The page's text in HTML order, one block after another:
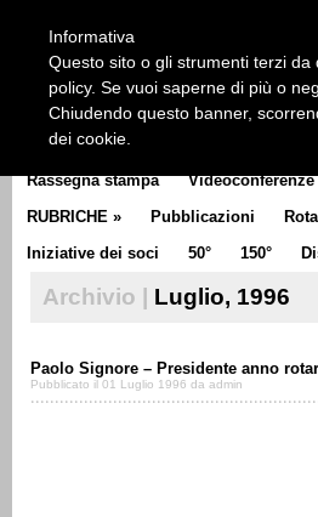
CLUB COMMUNICATOR
Rassegna stampa Videoconferenze
RUBRICHE » Pubblicazioni
Iniziative dei soci
50° 150°
Archivio | Luglio, 1996
Paolo Signore – Presidente anno
Pubblicato il 01 Luglio 1996 da admin
Informativa
Questo sito o gli strumenti terzi
policy. Se vuoi saperne di più o
Chiudendo questo banner,
dei cookie.